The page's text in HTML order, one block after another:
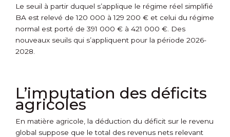
Le seuil à partir duquel s’applique le régime réel simplifié
BA est relevé de 120 000 à 129 200 € et celui du régime
normal est porté de 391 000 € à 421 000 €. Des
nouveaux seuils qui s’appliquent pour la période 2026-
2028.
L’imputation des déficits
agricoles
En matière agricole, la déduction du déficit sur le revenu
global suppose que le total des revenus nets relevant